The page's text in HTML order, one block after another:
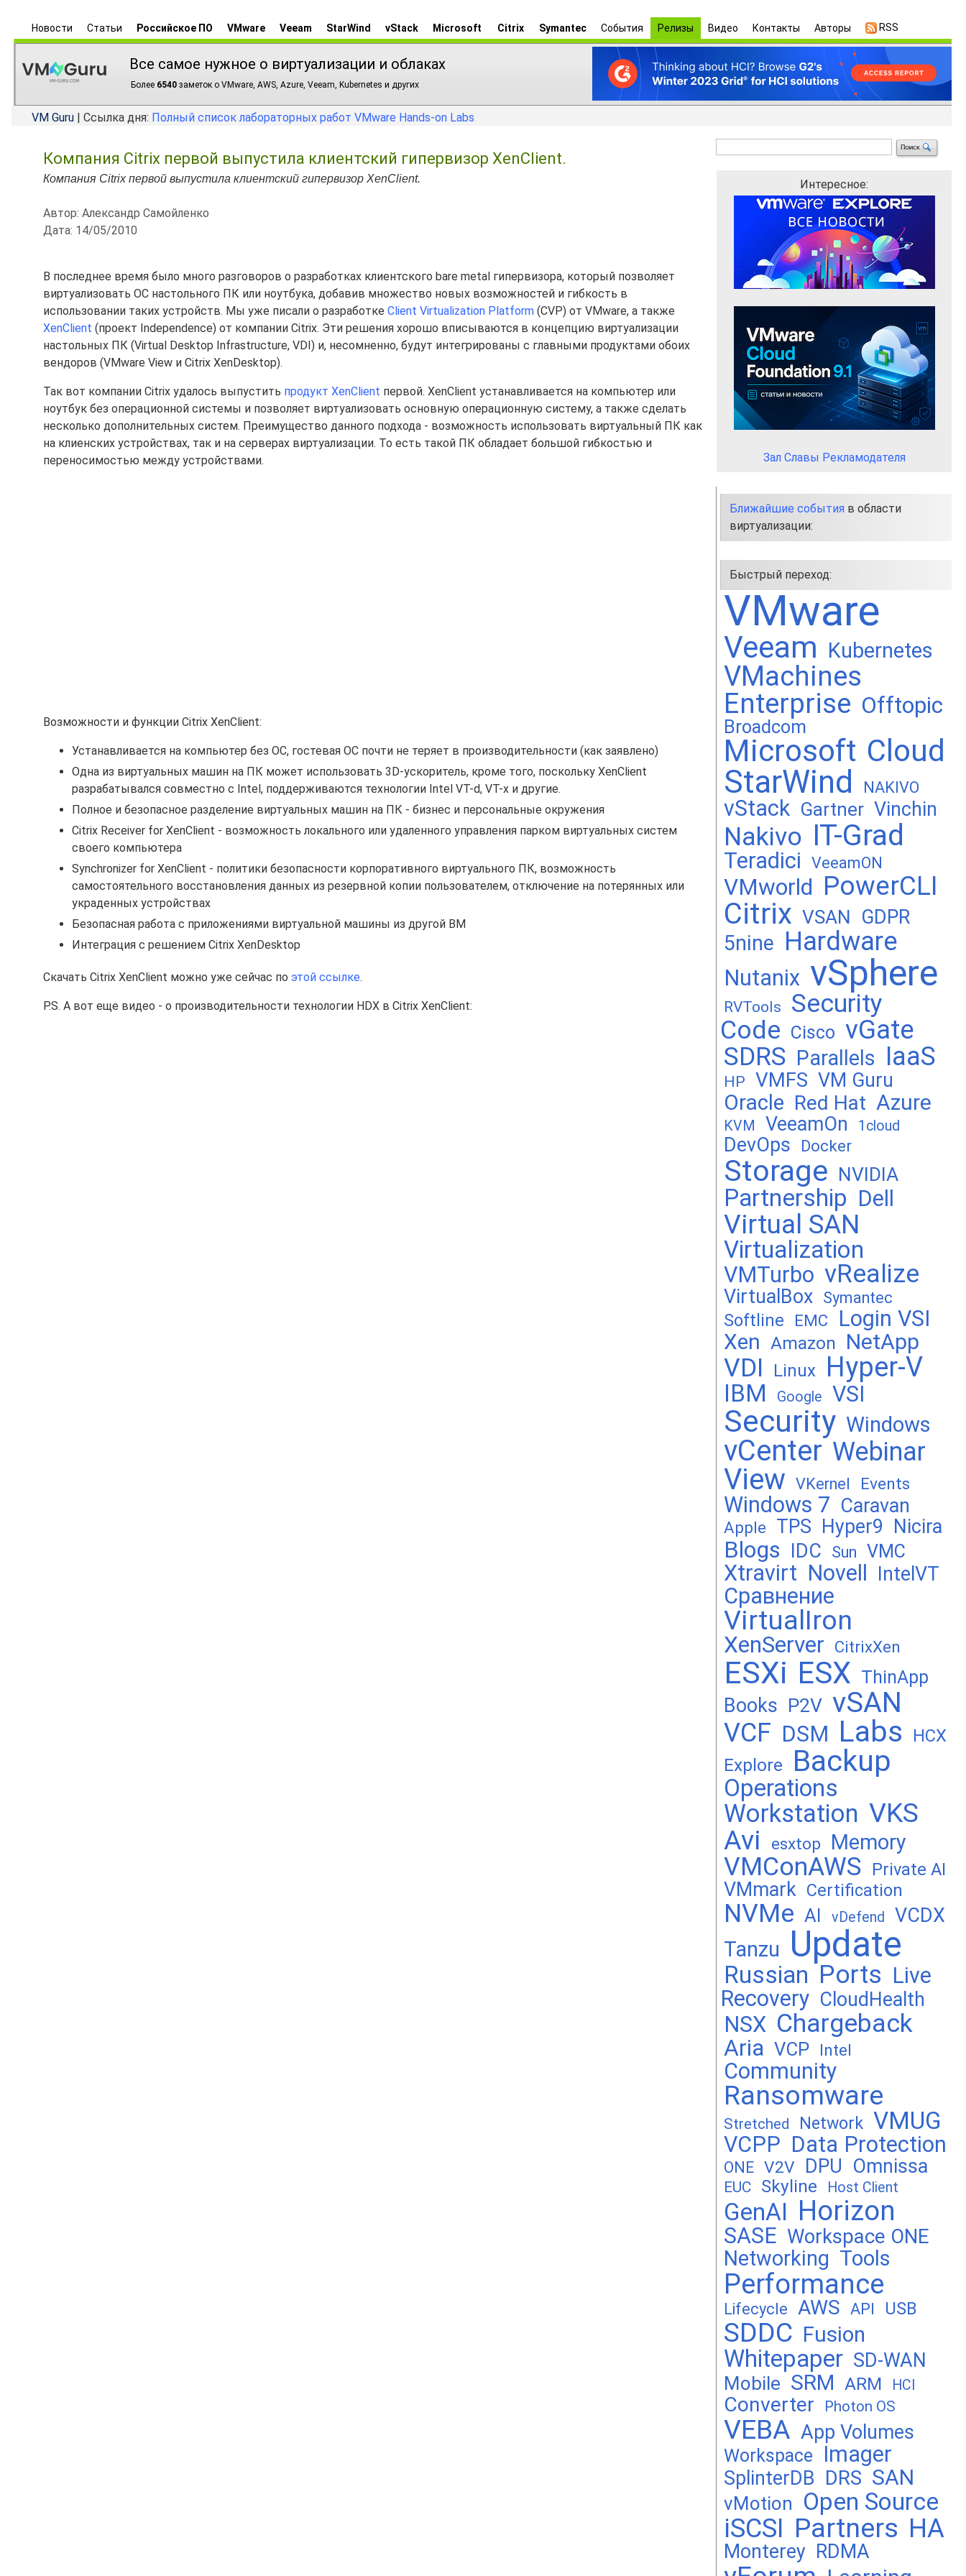
Новости Статьи Российское ПО VMware Veeam StarWind vStack Microsoft Citrix Symantec События Релизы Видео Контакты Авторы RSS
Все самое нужное о виртуализации и облаках
Более 6540 заметок о VMware, AWS, Azure, Veeam, Kubernetes и других
VM Guru | Ссылка дня: Полный список лабораторных работ VMware Hands-on Labs
Компания Citrix первой выпустила клиентский гипервизор XenClient.
Компания Citrix первой выпустила клиентский гипервизор XenClient.
Автор: Александр Самойленко
Дата: 14/05/2010
В последнее время было много разговоров о разработках клиентского bare metal гипервизора, который позволяет
виртуализовать ОС настольного ПК или ноутбука, добавив множество новых возможностей и гибкость в
использовании таких устройств. Мы уже писали о разработке Client Virtualization Platform (CVP) от VMware, а также
XenClient (проект Independence) от компании Citrix. Эти решения хорошо вписываются в концепцию виртуализации
настольных ПК (Virtual Desktop Infrastructure, VDI) и, несомненно, будут интегрированы с главными продуктами обоих
вендоров (VMware View и Citrix XenDesktop).
Так вот компании Citrix удалось выпустить продукт XenClient первой. XenClient устанавливается на компьютер или
ноутбук без операционной системы и позволяет виртуализовать основную операционную систему, а также сделать
несколько дополнительных систем. Преимущество данного подхода - возможность использовать виртуальный ПК как
на клиенских устройствах, так и на серверах виртуализации. То есть такой ПК обладает большой гибкостью и
переносимостью между устройствами.
Возможности и функции Citrix XenClient:
Устанавливается на компьютер без ОС, гостевая ОС почти не теряет в производительности (как заявлено)
Одна из виртуальных машин на ПК может использовать 3D-ускоритель, кроме того, поскольку XenClient
разрабатывался совместно с Intel, поддерживаются технологии Intel VT-d, VT-x и другие.
Полное и безопасное разделение виртуальных машин на ПК - бизнес и персональные окружения
Citrix Receiver for XenClient - возможность локального или удаленного управления парком виртуальных систем
своего компьютера
Synchronizer for XenClient - политики безопасности корпоративного виртуального ПК, возможность
самостоятельного восстановления данных из резервной копии пользователем, отключение на потерянных или
украденных устройствах
Безопасная работа с приложениями виртуальной машины из другой ВМ
Интеграция с решением Citrix XenDesktop
Скачать Citrix XenClient можно уже сейчас по этой ссылке.
P.S. А вот еще видео - о производительности технологии HDX в Citrix XenClient:
Интересное:
Зал Славы Рекламодателя
Ближайшие события в области
виртуализации:
Быстрый переход:
VMware
Veeam Kubernetes
VMachines
Enterprise Offtopic
Broadcom
Microsoft Cloud
StarWind NAKIVO
vStack Gartner Vinchin
Nakivo IT-Grad
Teradici VeeamON
VMworld PowerCLI
Citrix VSAN GDPR
5nine Hardware
Nutanix vSphere
RVTools
Security
Code Cisco vGate
SDRS Parallels IaaS
HP VMFS VM Guru
Oracle Red Hat Azure
KVM VeeamOn 1cloud
DevOps Docker
Storage NVIDIA
Partnership Dell
Virtual SAN
Virtualization
VMTurbo vRealize
VirtualBox Symantec
Softline EMC
Login VSI
Xen Amazon NetApp
VDI Linux Hyper-V
IBM Google VSI
Security Windows
vCenter Webinar
View VKernel Events
Windows 7 Caravan
Apple TPS Hyper9 Nicira
Blogs IDC Sun VMC
Xtravirt Novell IntelVT
Сравнение
VirtualIron
XenServer CitrixXen
ESXi ESX ThinApp
Books P2V vSAN
VCF DSM Labs HCX
Explore Backup
Operations
Workstation VKS
Avi
esxtop Memory
VMConAWS Private AI
VMmark Certification
NVMe AI vDefend VCDX
Tanzu Update
Russian Ports Live
Recovery CloudHealth
NSX Chargeback
Aria VCP Intel
Community
Ransomware
Stretched Network VMUG
VCPP Data Protection
ONE V2V DPU Omnissa
EUC Skyline Host Client
GenAI Horizon
SASE Workspace ONE
Networking Tools
Performance
Lifecycle AWS API USB
SDDC Fusion
Whitepaper SD-WAN
Mobile SRM ARM HCI
Converter Photon OS
VEBA App Volumes
Workspace Imager
SplinterDB DRS SAN
vMotion Open Source
iSCSI Partners HA
Monterey RDMA